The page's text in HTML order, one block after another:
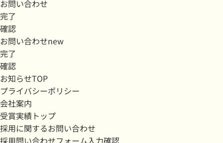
お問い合わせ
完了
確認
お問い合わせnew
完了
確認
お知らせTOP
プライバシーポリシー
会社案内
受賞実績トップ
採用に関するお問い合わせ
採用問い合わせフォーム入力確認